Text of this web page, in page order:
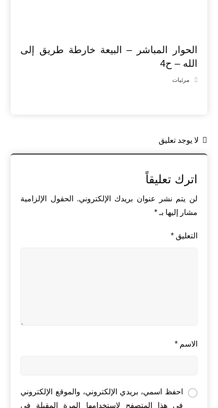
الحوار المباشر – البيعة خارطة طريق إلى
الله – ح4
مرئيات
لا يوجد تعليق
اترك تعليقاً
لن يتم نشر عنوان بريدك الإلكتروني.
الحقول الإلزامية
مشار إليها بـ*
التعليق*
الاسم*
احفظ اسمي، بريدي الإلكتروني، والموقع الإلكتروني
في هذا المتصفح لاستخدامها المرة المقبلة في